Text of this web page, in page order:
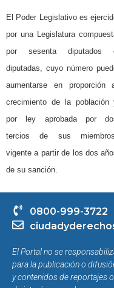
El Poder Legislativo es
por una Legislatura
por sesenta diputados
diputadas, cuyo número
aumentarse en proporción
crecimiento de la población
por ley aprobada por
tercios de sus
vigente a partir de los dos
de su sanción.
0800-999-3722
El Portal no se
para la publicación o
y contenidos de reportajes